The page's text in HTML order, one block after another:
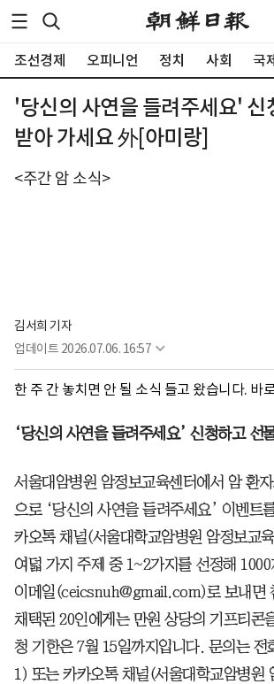
조선경제 오피니언 정치 사회 국
'당신의 사연을 들려주세요' 신
받아 가세요 外[아미랑]
<주간 암 소식>
김서희 기자
업데이트 2026.07.06. 16:57
한 주 간 놓치면 안 될 소식 들고 왔습니다. 바
‘당신의 사연을 들려주세요’ 신청하고 선
서울대암병원 암정보교육센터에서 암 환
으로 ‘당신의 사연을 들려주세요’ 이벤트
카오톡 채널(서울대학교암병원 암정보교
여덟 가지 주제 중 1~2가지를 선정해
이메일(ceicsnuh@gmail.com)로 보내면
채택된 20인에게는 만원 상당의 기프티콘
청 기한은 7월 15일까지입니다. 문의는
1) 또는 카카오톡 채널(서울대학교암병원